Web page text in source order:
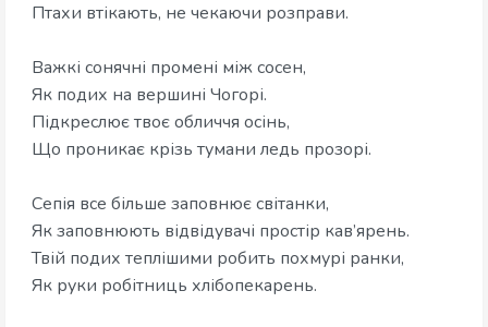
​Птахи втікають, не чекаючи розправи.
​Важкі сонячні промені між сосен,
​Як подих на вершині Чогорі.
​Підкреслює твоє обличчя осінь,
​Що проникає крізь тумани ледь прозорі.
​Сепія все більше заповнює світанки,
​Як заповнюють відвідувачі простір кав’ярень.
​Твій подих теплішими робить похмурі ранки,
​Як руки робітниць хлібопекарень.